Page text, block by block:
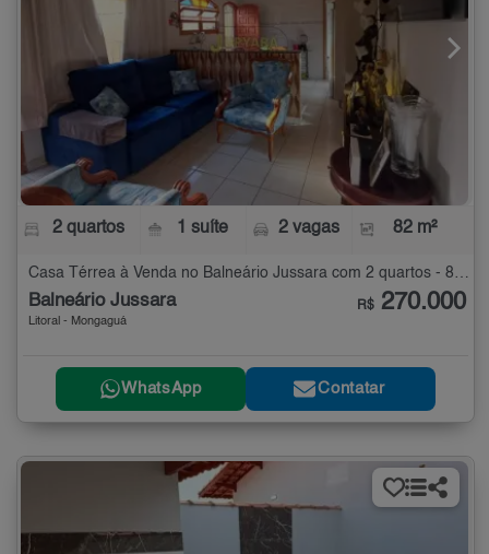
2 quartos 1 suíte 2 vagas 82 m²
Balneário Jussara
Litoral - Mongaguá
R$ 270.000
WhatsApp Contatar